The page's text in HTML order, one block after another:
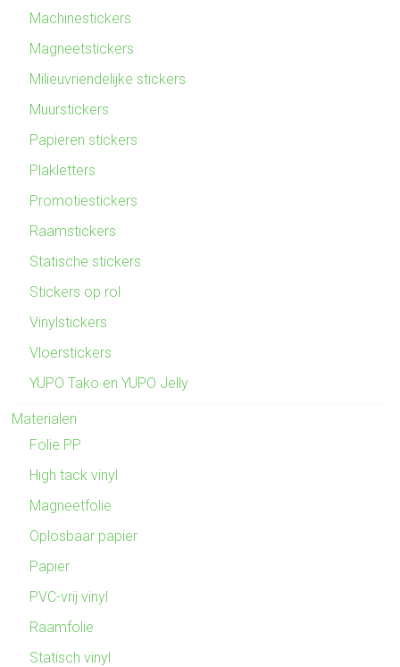
Machinestickers
Magneetstickers
Milieuvriendelijke stickers
Muurstickers
Papieren stickers
Plakletters
Promotiestickers
Raamstickers
Statische stickers
Stickers op rol
Vinylstickers
Vloerstickers
YUPO Tako en YUPO Jelly
Materialen
Folie PP
High tack vinyl
Magneetfolie
Oplosbaar papier
Papier
PVC-vrij vinyl
Raamfolie
Statisch vinyl